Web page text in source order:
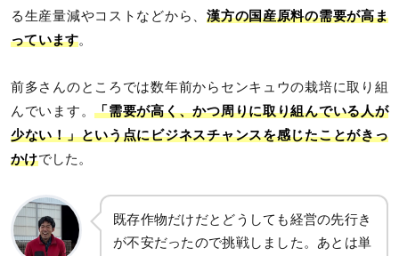
る生産量減やコストなどから、漢方の国産原料の需要が高ま
っています。
前多さんのところでは数年前からセンキュウの栽培に取り組
んでいます。「需要が高く、かつ周りに取り組んでいる人が
少ない！」という点にビジネスチャンスを感じたことがきっ
かけでした。
既存作物だけだとどうしても経営の先行き
が不安だったので挑戦しました。あとは単